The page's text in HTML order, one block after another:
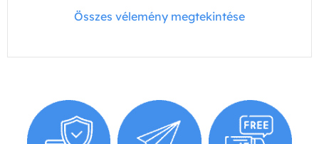
Összes vélemény megtekintése